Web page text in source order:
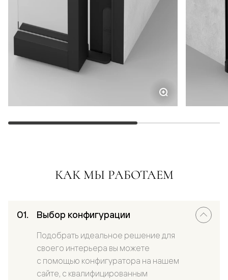
КАК МЫ РАБОТАЕМ
Выбор конфигурации
Подобрать идеальное решение для
своего интерьера вы можете
с помощью конфигуратора на нашем
сайте, с квалифицированным